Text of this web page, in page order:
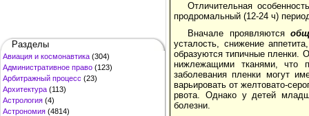
Разделы
Авиация и космонавтика (304)
Административное право (123)
Арбитражный процесс (23)
Архитектура (113)
Астрология (4)
Астрономия (4814)
Отличительная
продромальный (12-24 ч)
Вначале проявляются
усталость, снижение
образуются типичные пленки.
нижлежащими тканями, что
заболевания пленки могут
варьировать от желтовато-
рвота. Однако у детей
болезни.